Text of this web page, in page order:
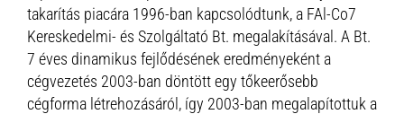
takarítás piacára 1996-ban kapcsolódtunk, a FAl-Co7
Kereskedelmi- és Szolgáltató Bt. megalakításával. A Bt.
7 éves dinamikus fejlődésének eredményeként a
cégvezetés 2003-ban döntött egy tőkeerősebb
cégforma létrehozásáról, így 2003-ban megalapítottuk a